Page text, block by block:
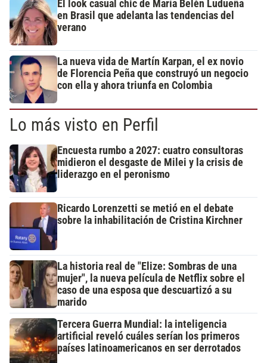
El look casual chic de María Belén Ludueña
en Brasil que adelanta las tendencias del
verano
La nueva vida de Martín Karpan, el ex novio
de Florencia Peña que construyó un negocio
con ella y ahora triunfa en Colombia
Lo más visto en Perfil
Encuesta rumbo a 2027: cuatro consultoras
midieron el desgaste de Milei y la crisis de
liderazgo en el peronismo
Ricardo Lorenzetti se metió en el debate
sobre la inhabilitación de Cristina Kirchner
La historia real de "Elize: Sombras de una
mujer", la nueva película de Netflix sobre el
caso de una esposa que descuartizó a su
marido
Tercera Guerra Mundial: la inteligencia
artificial reveló cuáles serían los primeros
países latinoamericanos en ser derrotados